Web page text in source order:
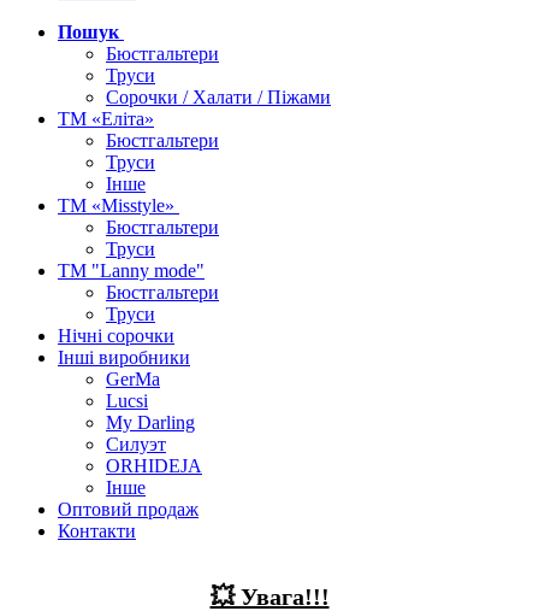
Пошук
Бюстгальтери
Труси
Сорочки / Халати / Піжами
ТМ «Еліта»
Бюстгальтери
Труси
Інше
ТМ «Misstyle»
Бюстгальтери
Труси
ТМ "Lanny mode"
Бюстгальтери
Труси
Нічні сорочки
Інші виробники
GerMa
Lucsi
My Darling
Силуэт
ORHIDEJA
Інше
Оптовий продаж
Контакти
💥 Увага!!!